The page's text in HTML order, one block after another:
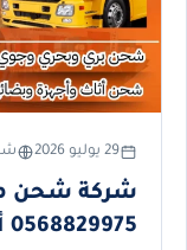
29 يوليو 2026
شركة شحن
0568829975 أسعار تنافسية